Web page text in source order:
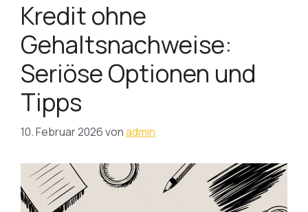
Kredit ohne
Gehaltsnachweise:
Seriöse Optionen und
Tipps
10. Februar 2026vonadmin